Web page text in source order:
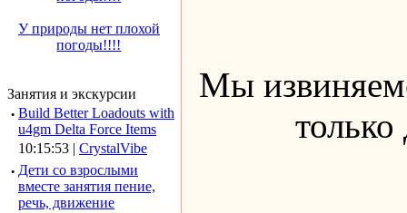
У природы нет плохой
погоды!!!!
Занятия и экскурсии
· Build Better Loadouts with
u4gm Delta Force Items
10:15:53 | CrystalVibe
· Дети со взрослыми
вместе занятия пение,
речь, движение
Мы